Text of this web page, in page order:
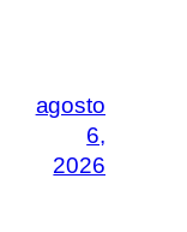
agosto
6,
2026